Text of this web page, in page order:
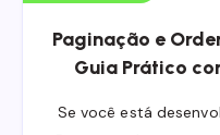
Paginação e
Guia Prático
Se você está